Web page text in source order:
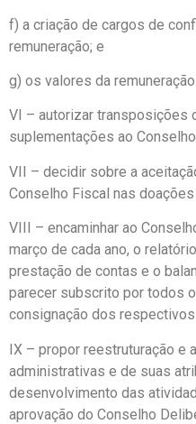
f) a criação de cargos de
remuneração; e
g) os valores da
VI – autorizar transposições
suplementações ao
VII – decidir sobre a
Conselho Fiscal nas
VIII – encaminhar ao
março de cada ano, o
prestação de contas e o
parecer subscrito por todos
consignação dos
IX – propor reestruturação e
administrativas e de suas
desenvolvimento das
aprovação do Conselho